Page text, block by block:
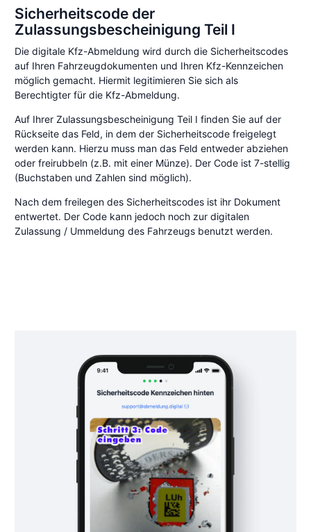
Sicherheitscode der
Zulassungsbescheinigung Teil I
Die digitale Kfz-Abmeldung wird durch die Sicherheitscodes
auf Ihren Fahrzeugdokumenten und Ihren Kfz-Kennzeichen
möglich gemacht. Hiermit legitimieren Sie sich als
Berechtigter für die Kfz-Abmeldung.
Auf Ihrer Zulassungsbescheinigung Teil I finden Sie auf der
Rückseite das Feld, in dem der Sicherheitscode freigelegt
werden kann. Hierzu muss man das Feld entweder abziehen
oder freirubbeln (z.B. mit einer Münze). Der Code ist 7-stellig
(Buchstaben und Zahlen sind möglich).
Nach dem freilegen des Sicherheitscodes ist ihr Dokument
entwertet. Der Code kann jedoch noch zur digitalen
Zulassung / Ummeldung des Fahrzeugs benutzt werden.